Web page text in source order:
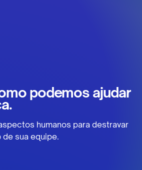
podemos ajudar
humanos para destravar
sua equipe.